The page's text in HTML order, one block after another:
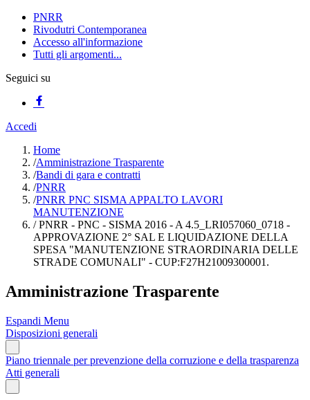
PNRR
Rivodutri Contemporanea
Accesso all'informazione
Tutti gli argomenti...
Seguici su
Accedi
Home
/Amministrazione Trasparente
/Bandi di gara e contratti
/PNRR
/PNRR PNC SISMA APPALTO LAVORI
MANUTENZIONE
/PNRR - PNC - SISMA 2016 - A 4.5_LRI057060_0718 -
APPROVAZIONE 2° SAL E LIQUIDAZIONE DELLA
SPESA "MANUTENZIONE STRAORDINARIA DELLE
STRADE COMUNALI" - CUP:F27H21009300001.
Amministrazione Trasparente
Espandi Menu
Disposizioni generali
Piano triennale per prevenzione della corruzione e della trasparenza
Atti generali